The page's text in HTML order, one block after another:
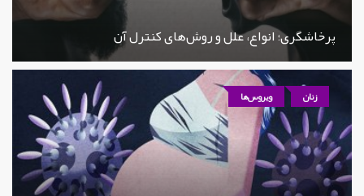
پرخاشگری؛ انواع، علل و روش‌های کنترل آن
زنان ویروس‌ها